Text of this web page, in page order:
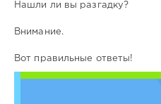
Нашли ли вы разгадку?
Внимание.
Вот правильные ответы!